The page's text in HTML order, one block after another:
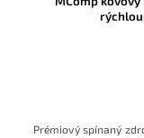
Prémiový spínaný